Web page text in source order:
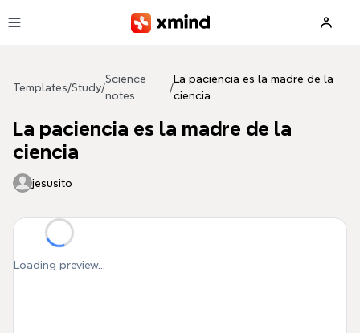
Templates/Study/
Science
notes
/
La paciencia es la madre de la
ciencia
La paciencia es la madre de la
ciencia
jesusito
Loading preview...